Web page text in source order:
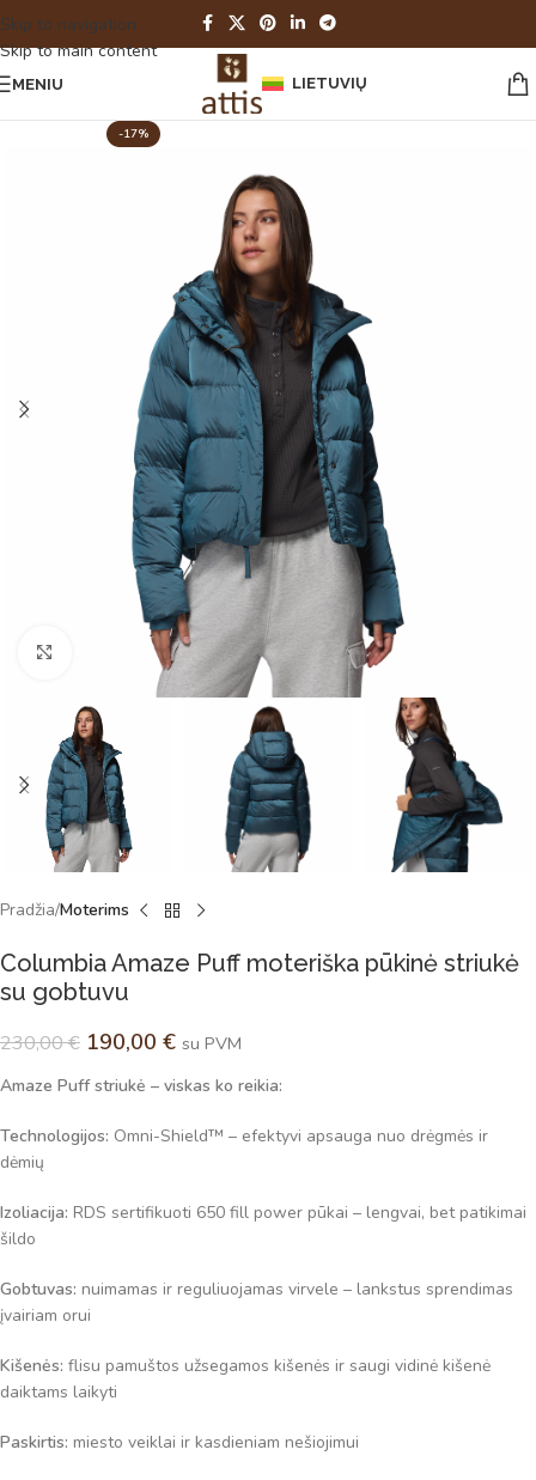
Skip to navigation
Skip to main content
MENIU LIETUVIŲ
-17%
Spustelėkite norėdami padidinti
Pradžia Moterims
Columbia Amaze Puff moteriška pūkinė striukė
su gobtuvu
230,00€ 190,00 € su PVM
Amaze Puff striukė – viskas ko reikia:
Technologijos: Omni-Shield™ – efektyvi apsauga nuo drėgmės ir
dėmių
Izoliacija: RDS sertifikuoti 650 fill power pūkai – lengvai, bet patikimai
šildo
Gobtuvas: nuimamas ir reguliuojamas virvele – lankstus sprendimas
įvairiam orui
Kišenės: flisu pamuštos užsegamos kišenės ir saugi vidinė kišenė
daiktams laikyti
Paskirtis: miesto veiklai ir kasdieniam nešiojimui